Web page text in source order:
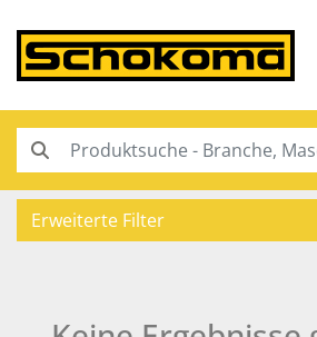
Erweiterte Filter